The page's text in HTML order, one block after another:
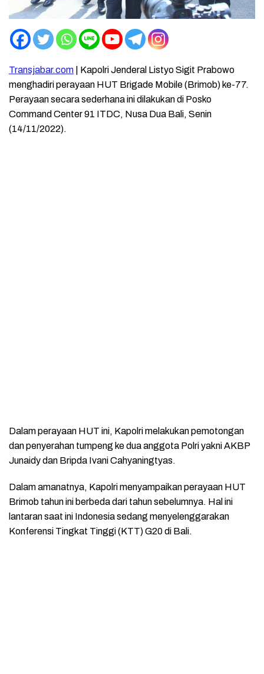
Transjabar.com | Kapolri Jenderal Listyo Sigit Prabowo
menghadiri perayaan HUT Brigade Mobile (Brimob) ke-77.
Perayaan secara sederhana ini dilakukan di Posko
Command Center 91 ITDC, Nusa Dua Bali, Senin
(14/11/2022).
Dalam perayaan HUT ini, Kapolri melakukan pemotongan
dan penyerahan tumpeng ke dua anggota Polri yakni AKBP
Junaidy dan Bripda Ivani Cahyaningtyas.
Dalam amanatnya, Kapolri menyampaikan perayaan HUT
Brimob tahun ini berbeda dari tahun sebelumnya. Hal ini
lantaran saat ini Indonesia sedang menyelenggarakan
Konferensi Tingkat Tinggi (KTT) G20 di Bali.